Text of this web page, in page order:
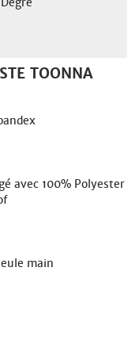
TOONNA
avec 100% Polyester
main